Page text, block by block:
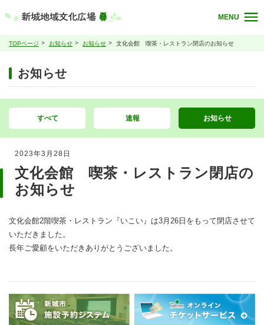
MENU
TOPページ お知らせ お知らせ 文化会館 喫茶・レストラン閉店のお知らせ
お知らせ
すべて 速報 お知らせ
2023年3月28日
文化会館 喫茶・レストラン閉店の
お知らせ
文化会館2階喫茶・レストラン『いこい』は3月26日をもって閉店させて
いただきました。
長年ご愛顧をいただきありがとうございました。